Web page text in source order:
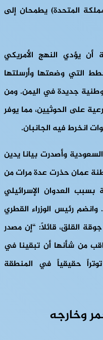
المتحدة) يطمحان إلى
أن يؤدي النهج الأمريكي
التي وضعتها وأرسلتها
جديدة في اليمن. ومن
على الحوثيين، مما يوفر
انخرط فيه الجانبان.
وأصدرت بيانا يدين
عمان حذرت عدة مرات من
العدوان الإسرائيلي
رئيس الوزراء القطري
القلق، قائلاً: “إن مصدر
من شأنها أن تبقينا في
حقيقياً في المنطقة
وخارجه